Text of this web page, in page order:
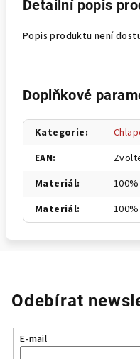
Detailní popis
Popis produktu není
Doplňkové
Kategorie:
EAN:
Materiál:
Materiál:
Odebírat
E-mail